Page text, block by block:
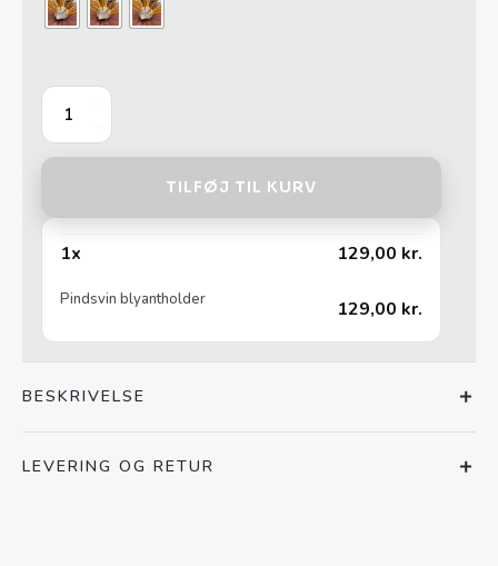
Pindsvin
blyantholder
antal
TILFØJ TIL KURV
1x 129,00 kr.
Pindsvin blyantholder 129,00 kr.
BESKRIVELSE
LEVERING OG RETUR